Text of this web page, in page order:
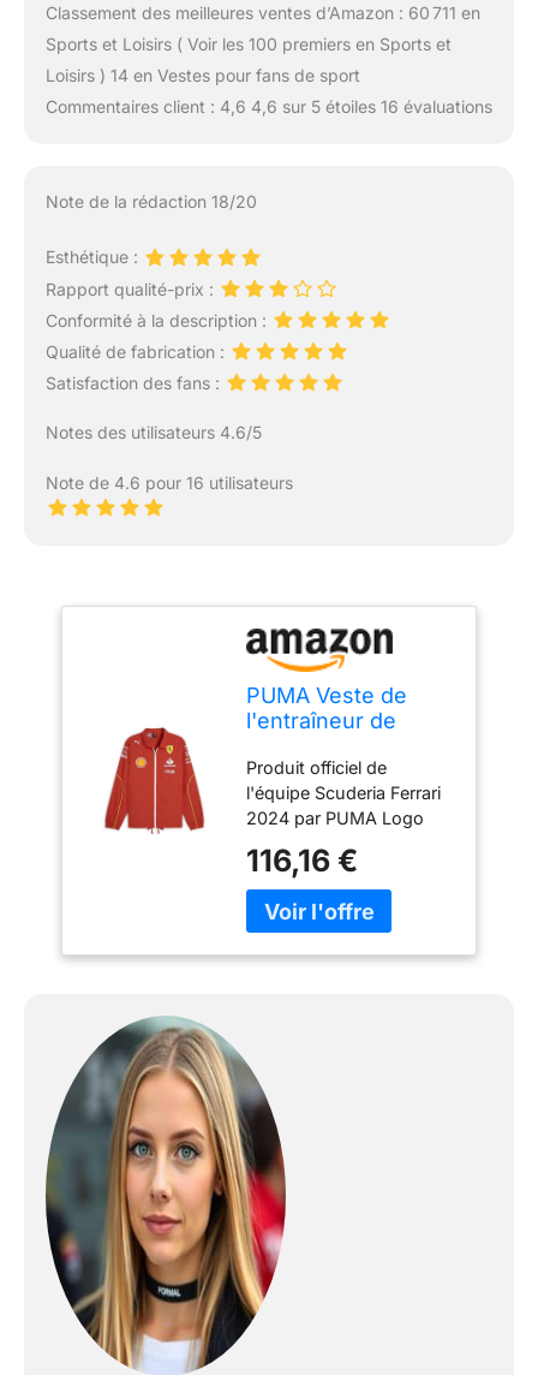
Classement des meilleures ventes d’Amazon : 60 711 en
Sports et Loisirs ( Voir les 100 premiers en Sports et
Loisirs ) 14 en Vestes pour fans de sport
Commentaires client : 4,6 4,6 sur 5 étoiles 16 évaluations
Note de la rédaction 18/20
Esthétique :
Rapport qualité-prix :
Conformité à la description :
Qualité de fabrication :
Satisfaction des fans :
Notes des utilisateurs 4.6/5
Note de 4.6 pour 16 utilisateurs
PUMA Veste de
l'entraîneur de
Ferrari 2024 pour
hommes - Rouge
Brûlé - Taille: S
Produit officiel de
l'équipe Scuderia Ferrari
2024 par PUMA Logo
sur la poitrine et dans le
dos Logo imprimé PUMA
sur la poitrine et sur le
combinaison de course
de l’équipe Technologie
WINDCELL de PUMA
Coupe-vent et déperlant
Coupe droite
Composition : 100 %
nylon
116,16 €